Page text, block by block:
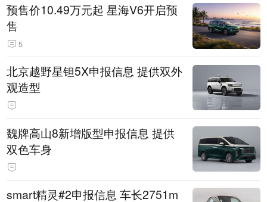
预售价10.49万元起 星海V6开启预
售
5
北京越野星钽5X申报信息 提供双外
观造型
魏牌高山8新增版型申报信息 提供
双色车身
smart精灵#2申报信息 车长2751m